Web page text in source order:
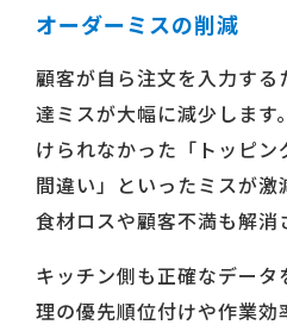
オーダーミスの削減
顧客が自ら注文を入力する
達ミスが大幅に減少します
けられなかった「トッピ
間違い」といったミスが激
食材ロスや顧客不満も解消
キッチン側も正確なデータ
理の優先順位付けや作業効